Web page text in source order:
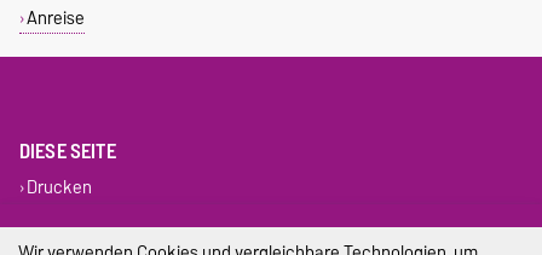
Anreise
DIESE SEITE
Drucken
Impressum